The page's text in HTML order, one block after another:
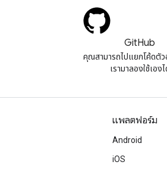
GitHub
คุณสามารถไปแยกโค้ดตัว
เรามาลองใช้เอง
แพลตฟอร์ม
Android
iOS